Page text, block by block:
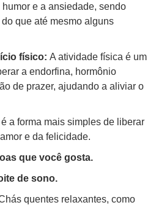
e a ansiedade, sendo
que até mesmo alguns
físico: A atividade física é um
a endorfina, hormônio
de prazer, ajudando a aliviar o
a forma mais simples de liberar
e da felicidade.
que você gosta.
de sono.
quentes relaxantes, como